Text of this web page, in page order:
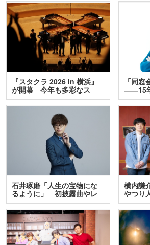
『スタクラ 2026 in 横浜』
が開幕 今年も多彩なス
テ…
「同窓
――15
石井琢磨「人生の宝物にな
るように」 初披露曲やレ
ア…
横内謙
やつり
人…